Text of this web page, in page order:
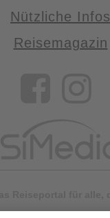
Nützliche Infos
Reisemagazin